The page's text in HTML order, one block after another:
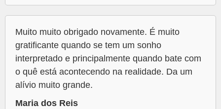
Muito muito obrigado novamente. É muito
gratificante quando se tem um sonho
interpretado e principalmente quando bate com
o quê está acontecendo na realidade. Da um
alívio muito grande.
Maria dos Reis